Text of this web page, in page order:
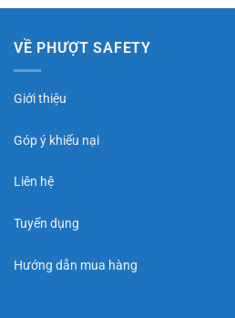
VỀ PHƯỢT SAFETY
Giới thiệu
Góp ý khiếu nại
Liên hệ
Tuyển dụng
Hướng dẫn mua hàng